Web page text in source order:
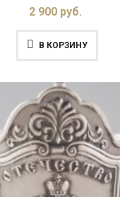
2 900 руб.
В КОРЗИНУ